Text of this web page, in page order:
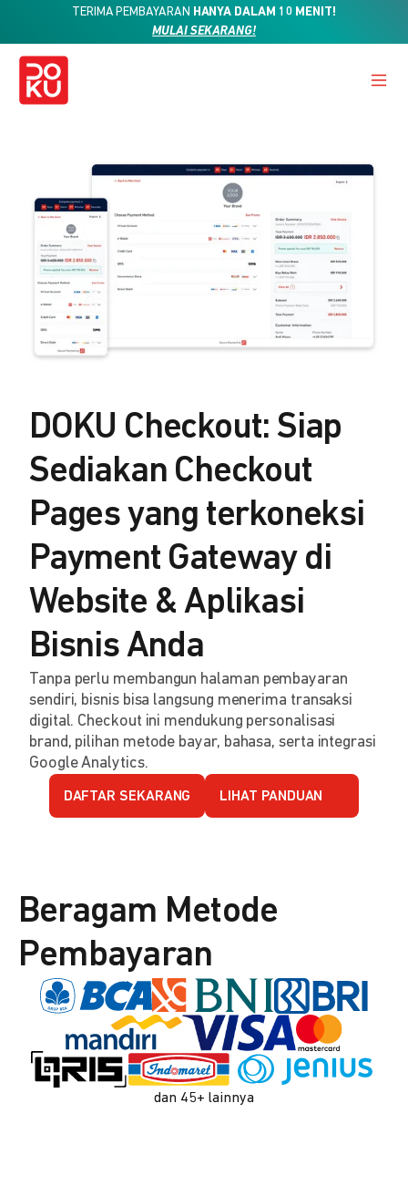
TERIMA PEMBAYARAN HANYA DALAM 10 MENIT!
MULAI SEKARANG!
DOKU Checkout: Siap
Sediakan Checkout
Pages yang terkoneksi
Payment Gateway di
Website & Aplikasi
Bisnis Anda
Tanpa perlu membangun halaman pembayaran
sendiri, bisnis bisa langsung menerima transaksi
digital. Checkout ini mendukung personalisasi
brand, pilihan metode bayar, bahasa, serta integrasi
Google Analytics.
DAFTAR SEKARANG LIHAT PANDUAN
Beragam Metode
Pembayaran
dan 45+ lainnya